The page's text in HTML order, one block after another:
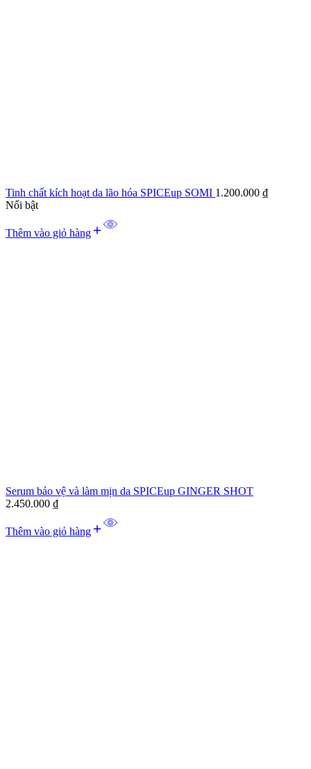
Tinh chất kích hoạt da lão hóa SPICEup SOMI 1.200.000 ₫
Nổi bật
Thêm vào giỏ hàng
Serum bảo vệ và làm mịn da SPICEup GINGER SHOT
2.450.000 ₫
Thêm vào giỏ hàng